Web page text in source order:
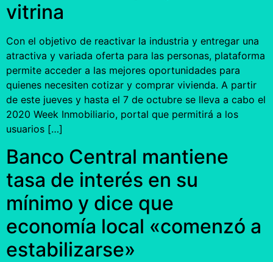
vitrina
Con el objetivo de reactivar la industria y entregar una
atractiva y variada oferta para las personas, plataforma
permite acceder a las mejores oportunidades para
quienes necesiten cotizar y comprar vivienda. A partir
de este jueves y hasta el 7 de octubre se lleva a cabo el
2020 Week Inmobiliario, portal que permitirá a los
usuarios […]
Banco Central mantiene
tasa de interés en su
mínimo y dice que
economía local «comenzó a
estabilizarse»